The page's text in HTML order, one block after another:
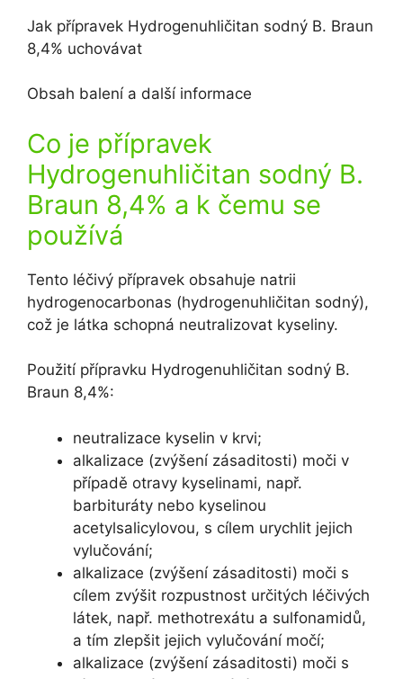
Jak přípravek Hydrogenuhličitan sodný B. Braun
8,4% uchovávat
Obsah balení a další informace
Co je přípravek
Hydrogenuhličitan sodný B.
Braun 8,4% a k čemu se
používá
Tento léčivý přípravek obsahuje natrii
hydrogenocarbonas (hydrogenuhličitan sodný),
což je látka schopná neutralizovat kyseliny.
Použití přípravku Hydrogenuhličitan sodný B.
Braun 8,4%:
neutralizace kyselin v krvi;
alkalizace (zvýšení zásaditosti) moči v
případě otravy kyselinami, např.
barbituráty nebo kyselinou
acetylsalicylovou, s cílem urychlit jejich
vylučování;
alkalizace (zvýšení zásaditosti) moči s
cílem zvýšit rozpustnost určitých léčivých
látek, např. methotrexátu a sulfonamidů,
a tím zlepšit jejich vylučování močí;
alkalizace (zvýšení zásaditosti) moči s